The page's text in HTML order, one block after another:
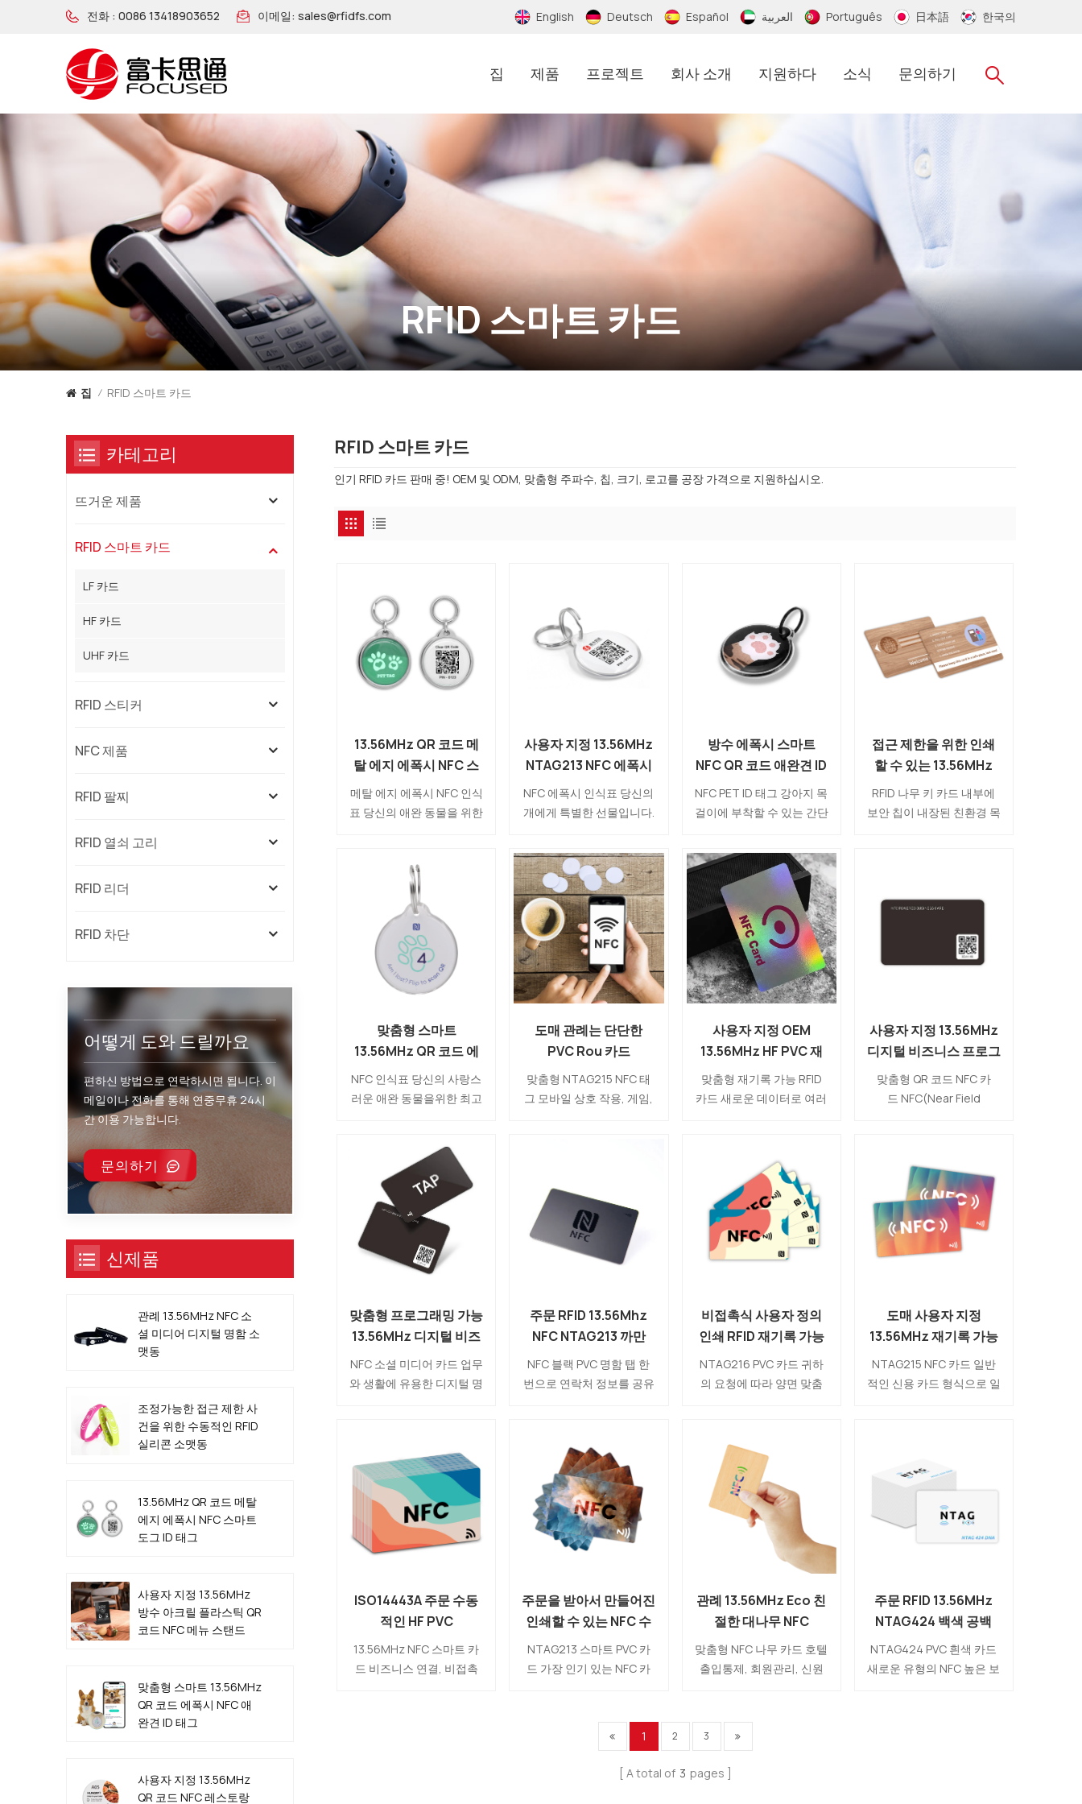
전화 : 0086 13418903652 이메일: sales@rfidfs.com English Deutsch Español العربية Português 日本語 한국의
집 제품 프로젝트 회사 소개 지원하다 소식 문의하기
RFID 스마트 카드
집 / RFID 스마트 카드
RFID 스마트 카드
인기 RFID 카드 판매 중! OEM 및 ODM, 맞춤형 주파수, 칩, 크기, 로고를 공장 가격으로 지원하십시오.
13.56MHz QR 코드 메
탈 에지 에폭시 NFC 스
마트 도그 ID 태그
메탈 에지 에폭시 NFC 인식
표 당신의 애완 동물을 위한
자 연락처에 쉽고 빠른 액세
스를 제공하고 잃어버린
개/고양이가 곧 집으로 돌
아갈 수 있도록 도와줍니다.
우리와 채팅하십시오!
사용자 지정 13.56MHz
NTAG213 NFC 에폭시
디지털 스마트 인식표
제조업체
NFC 에폭시 인식표 당신의
개에게 특별한 선물입니다.
다. 다른 사람들은 칩이나
qr 코드를 스캔하기만 하면
귀하의 정보를 찾고 집으로
돌아오는 개를 도울 수 있습
니다.
방수 에폭시 스마트
NFC QR 코드 애완견 ID
태그 제조업체
NFC PET ID 태그 강아지 목
걸이에 부착할 수 있는 간단
방수 처리가 되어 있어 반려
견이 집으로 돌아갈 수 있도
록 도와줍니다.
접근 제한을 위한 인쇄
할 수 있는 13.56MHz
RFID MIFARE 나무로 되
는 키 카드
RFID 나무 키 카드 내부에
보안 칩이 내장된 친환경 목
을 합니다.
맞춤형 스마트
13.56MHz QR 코드 에
폭시 NFC 애완견 ID 태
그
NFC 인식표 당신의 사랑스
러운 애완 동물을위한 최고
다시는 돌아오지 않는 고통
을 상상할 수 없습니다. 이
러한 상황을 피하기 위해
NFC 도그 태그는 동물을 보
호하고 다시 따뜻한 집으로
돌아갈 수 있는 기회를 제공
하는 좋은 방법이 됩니다!
도매 관례는 단단한
PVC Rou 카드
NTAG215 NFC 꼬리표
를 인쇄했습니다
맞춤형 NTAG215 NFC 태
그 모바일 상호 작용, 게임,
용량 메모리, 호환성, 읽기/
쓰기 기능, 빠른 데이터 전
송 및 수동 비접촉식 작동을
통해 다양한 산업 및 응용
한 강력한 솔루션을 제공합
니다.
사용자 지정 OEM
13.56MHz HF PVC 재
기록 가능 RFID 카드 제
조업체
맞춤형 재기록 가능 RFID
카드 새로운 데이터로 여러
다. 고정 데이터가 있는 기
존의 RFID 카드와 달리 재
기록 가능한 RFID 카드는
카드에 저장된 정보를 업데
이트하고 수정할 수 있는 유
즈니스, 로열티 및 멤버십
에 널리 사용됩니다.
사용자 지정 13.56MHz
디지털 비즈니스 프로그
래밍 가능한 QR 코드
NFC 카드 제조업체
맞춤형 QR 코드 NFC 카
드 NFC(Near Field
NFC 칩과 QR 코드를 동일
한 카드에 통합하여 디지털
비즈니스 거래를 위한 편리
하고 다양한 솔루션을 제공
합니다.
맞춤형 프로그래밍 가능
13.56MHz 디지털 비즈
니스 NFC 소셜 미디어
카드 제조업체
NFC 소셜 미디어 카드 업무
와 생활에 유용한 디지털 명
연락처 정보를 공유하세요.
내부에 NFC 칩이 있어 연락
처를 저장할 수 있고 다른
사람들이 빠르게 스캔하고
찾을 수 있는 소셜 미디어
계정은 인생에서 재미있는
주문 RFID 13.56Mhz
NFC NTAG213 까만
PVC 명함 제조자
NFC 블랙 PVC 명함 탭 한
번으로 연락처 정보를 공유
인코딩할 수 있는 다양한 용
량의 NFC 칩이 내부에 있습
니다. 이것은 인기 있는 디
지털 명함이자 현재 시장에
서 자신을 보여줄 수 있는
비접촉식 사용자 정의
인쇄 RFID 재기록 가능
NTAG216 PVC 명함 제
조업체
NTAG216 PVC 카드 귀하
의 요청에 따라 양면 맞춤
위해 특별한 nfc 명함을 직
접 디자인할 수 있습니다.
888바이트의 대용량 칩
NTAG216을 사용하여 많
은 정보를 쉽게 저장할 수
있습니다.
도매 사용자 지정
13.56MHz 재기록 가능
한 NFC 태그 RFID
NTAG215 카드 제조업
NTAG215 NFC 카드 일반
적인 신용 카드 형식으로 일
털 비즈니스 정보 공유, 체
디어 정보b 연결 또는 게임
부문의 게임 데이터 저장에
ISO14443A 주문 수동
적인 HF PVC
13.56MHz NFC 스마트
카드 제조자
13.56MHz NFC 스마트 카
드 비즈니스 연결, 비접촉
주문을 받아서 만들어진
인쇄할 수 있는 NFC 수
동적인 13.56MHz
NTAG213 똑똑한 PVC
NTAG213 스마트 PVC 카
드 가장 인기 있는 NFC 카
일반적인 칩입니다. URL 공
유, 게임, 소셜 미디어 정보
연결에 사용할 수 있습니다.
관례 13.56MHz Eco 친
절한 대나무 NFC
NTAG213 나무로 되는
카드 제조자
맞춤형 NFC 나무 카드 호텔
출입통제, 회원관리, 신원
등 다양한 분야에 널리 사용
주문 RFID 13.56MHz
NTAG424 백색 공백
PVC 카드 제조자
NTAG424 PVC 흰색 카드
새로운 유형의 NFC 높은 보
1 2 3
A total of 3 pages
카테고리
뜨거운 제품
RFID 스마트 카드
LF 카드
HF 카드
UHF 카드
RFID 스티커
NFC 제품
RFID 팔찌
RFID 열쇠 고리
RFID 리더
RFID 차단
어떻게 도와 드릴까요
편하신 방법으로 연락하시면 됩니다. 이
메일이나 전화를 통해 연중무휴 24시
간 이용 가능합니다.
문의하기
신제품
관례 13.56MHz NFC 소
셜 미디어 디지털 명함 소
맷동
조정가능한 접근 제한 사
건을 위한 수동적인 RFID
실리콘 소맷동
13.56MHz QR 코드 메탈
에지 에폭시 NFC 스마트
도그 ID 태그
사용자 지정 13.56MHz
방수 아크릴 플라스틱 QR
코드 NFC 메뉴 스탠드
맞춤형 스마트 13.56MHz
QR 코드 에폭시 NFC 애
완견 ID 태그
사용자 지정 13.56MHz
QR 코드 NFC 레스토랑